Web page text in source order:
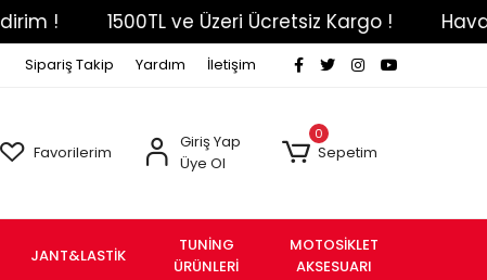
1500TL ve Üzeri Ücretsiz Kargo ! Havale
Sipariş Takip Yardım İletişim
Favorilerim
Giriş Yap
Üye Ol
0
Sepetim
JANT&LASTİK
TUNİNG
ÜRÜNLERİ
MOTOSİKLET
AKSESUARI